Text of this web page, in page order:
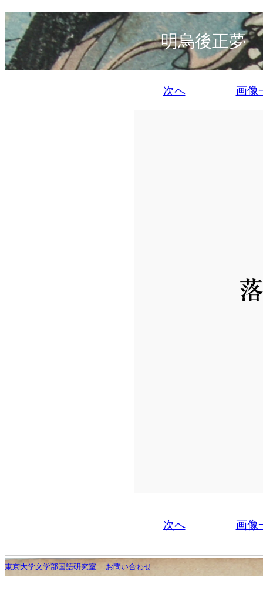
明烏後正夢
次へ 画像
次へ 画像
東京大学文学部国語研究室 お問い合わせ